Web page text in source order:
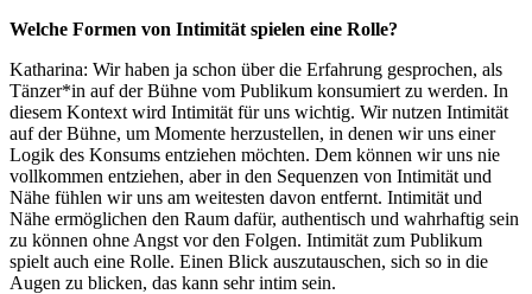
Welche Formen von Intimität spielen eine Rolle?
Katharina: Wir haben ja schon über die Erfahrung gesprochen, als
Tänzer*in auf der Bühne vom Publikum konsumiert zu werden. In
diesem Kontext wird Intimität für uns wichtig. Wir nutzen Intimität
auf der Bühne, um Momente herzustellen, in denen wir uns einer
Logik des Konsums entziehen möchten. Dem können wir uns nie
vollkommen entziehen, aber in den Sequenzen von Intimität und
Nähe fühlen wir uns am weitesten davon entfernt. Intimität und
Nähe ermöglichen den Raum dafür, authentisch und wahrhaftig sein
zu können ohne Angst vor den Folgen. Intimität zum Publikum
spielt auch eine Rolle. Einen Blick auszutauschen, sich so in die
Augen zu blicken, das kann sehr intim sein.